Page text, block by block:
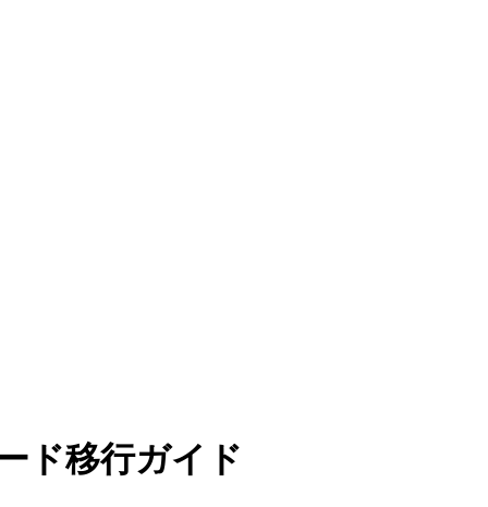
ド移行ガイド